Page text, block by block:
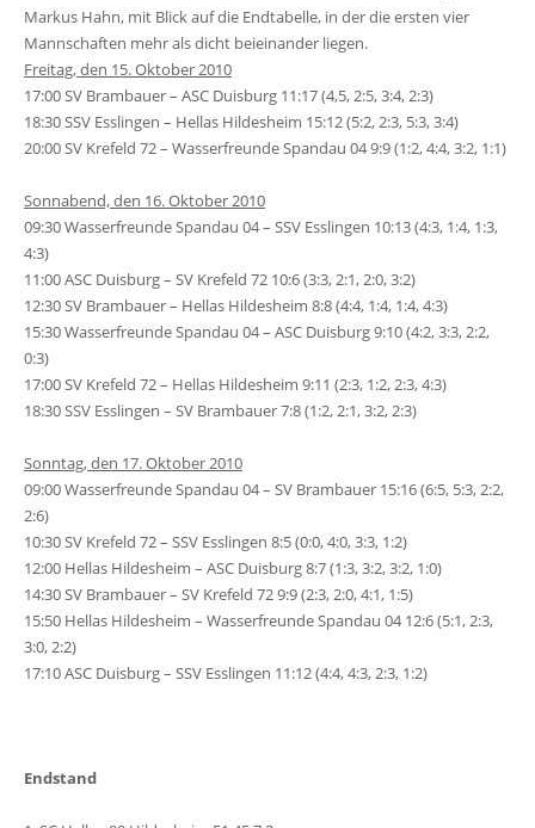
Markus Hahn, mit Blick auf die Endtabelle, in der die ersten vier
Mannschaften mehr als dicht beieinander liegen.
Freitag, den 15. Oktober 2010
17:00 SV Brambauer – ASC Duisburg 11:17 (4,5, 2:5, 3:4, 2:3)
18:30 SSV Esslingen – Hellas Hildesheim 15:12 (5:2, 2:3, 5:3, 3:4)
20:00 SV Krefeld 72 – Wasserfreunde Spandau 04 9:9 (1:2, 4:4, 3:2, 1:1)
Sonnabend, den 16. Oktober 2010
09:30 Wasserfreunde Spandau 04 – SSV Esslingen 10:13 (4:3, 1:4, 1:3,
4:3)
11:00 ASC Duisburg – SV Krefeld 72 10:6 (3:3, 2:1, 2:0, 3:2)
12:30 SV Brambauer – Hellas Hildesheim 8:8 (4:4, 1:4, 1:4, 4:3)
15:30 Wasserfreunde Spandau 04 – ASC Duisburg 9:10 (4:2, 3:3, 2:2,
0:3)
17:00 SV Krefeld 72 – Hellas Hildesheim 9:11 (2:3, 1:2, 2:3, 4:3)
18:30 SSV Esslingen – SV Brambauer 7:8 (1:2, 2:1, 3:2, 2:3)
Sonntag, den 17. Oktober 2010
09:00 Wasserfreunde Spandau 04 – SV Brambauer 15:16 (6:5, 5:3, 2:2,
2:6)
10:30 SV Krefeld 72 – SSV Esslingen 8:5 (0:0, 4:0, 3:3, 1:2)
12:00 Hellas Hildesheim – ASC Duisburg 8:7 (1:3, 3:2, 3:2, 1:0)
14:30 SV Brambauer – SV Krefeld 72 9:9 (2:3, 2:0, 4:1, 1:5)
15:50 Hellas Hildesheim – Wasserfreunde Spandau 04 12:6 (5:1, 2:3,
3:0, 2:2)
17:10 ASC Duisburg – SSV Esslingen 11:12 (4:4, 4:3, 2:3, 1:2)
Endstand